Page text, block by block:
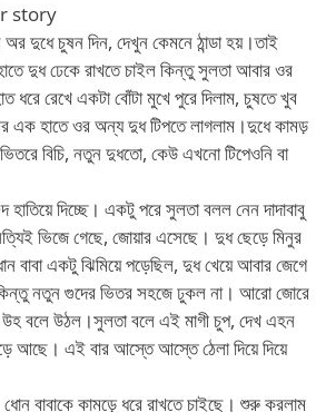
story
দুধে চুষন দিন, দেখুন কেমনে ঠান্ডা হয়।তাই
দুধ ঢেকে রাখতে চাইল কিন্তু সুলতা আবার ওর
রেখে একটা বোঁটা মুখে পুরে দিলাম, চুষতে খুব
এক হাতে ওর অন্য দুধ টিপতে লাগলাম।দুধে কামড়
বিচি, নতুন দুধতো, কেউ এখনো টিপেওনি বা
দিচ্ছে। একটু পরে সুলতা বলল নেন দাদাবাবু
ভিজে গেছে, জোয়ার এসেছে। দুধ ছেড়ে মিনুর
একটু ঝিমিয়ে পড়েছিল, দুধ খেয়ে আবার জেগে
কিন্তু নতুন গুদের ভিতর সহজে ঢুকল না। আরো জোরে
উহ বলে উঠল।সুলতা বলে এই মাগী চুপ, দেখ এহন
আছে। এই বার আস্তে আস্তে ঠেলা দিয়ে দিয়ে
বাবাকে কামড়ে ধরে রাখতে চাইছে। শুরু করলাম